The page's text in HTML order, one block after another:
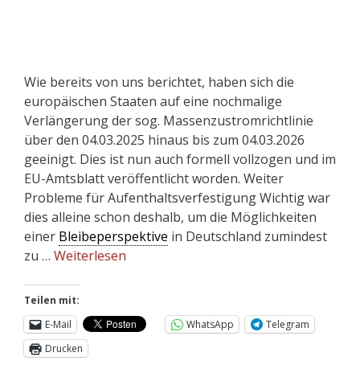
Wie bereits von uns berichtet, haben sich die
europäischen Staaten auf eine nochmalige
Verlängerung der sog. Massenzustromrichtlinie
über den 04.03.2025 hinaus bis zum 04.03.2026
geeinigt. Dies ist nun auch formell vollzogen und im
EU-Amtsblatt veröffentlicht worden. Weiter
Probleme für Aufenthaltsverfestigung Wichtig war
dies alleine schon deshalb, um die Möglichkeiten
einer Bleibeperspektive in Deutschland zumindest
zu … Weiterlesen
Teilen mit:
E-Mail
WhatsApp
Telegram
Drucken